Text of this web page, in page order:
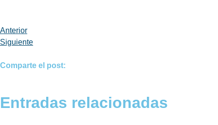
Anterior
Siguiente
Comparte el post:
Entradas relacionadas